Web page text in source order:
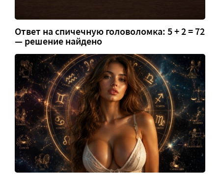
Ответ на спичечную головоломка: 5 + 2 = 72
— решение найдено